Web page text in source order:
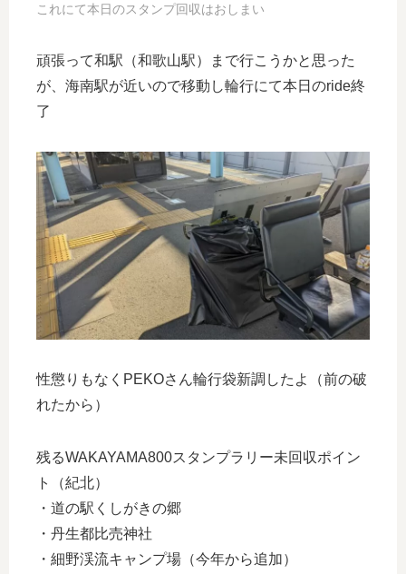
これにて本日のスタンプ回収はおしまい
頑張って和駅（和歌山駅）まで行こうかと思った
が、海南駅が近いので移動し輪行にて本日のride終
了
性懲りもなくPEKOさん輪行袋新調したよ（前の破
れたから）
残るWAKAYAMA800スタンプラリー未回収ポイン
ト（紀北）
・道の駅くしがきの郷
・丹生都比売神社
・細野渓流キャンプ場（今年から追加）